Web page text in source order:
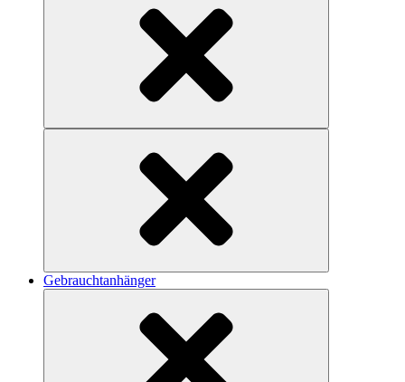
Gebrauchtanhänger